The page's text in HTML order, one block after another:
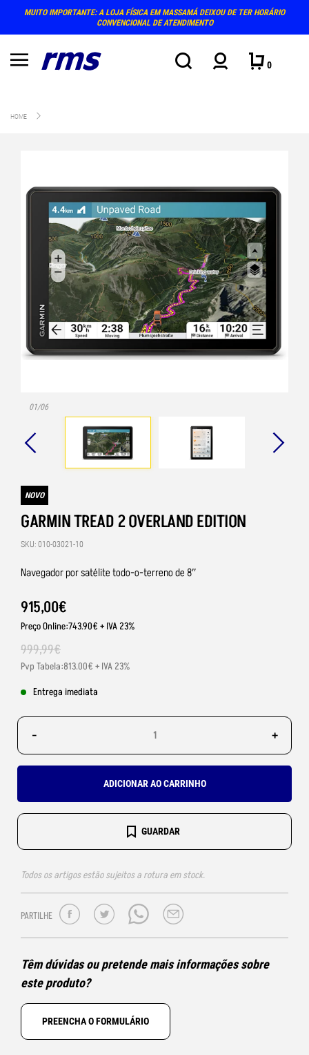
MUITO IMPORTANTE: A LOJA FÍSICA EM MASSAMÁ DEIXOU DE TER HORÁRIO
CONVENCIONAL DE ATENDIMENTO
0
HOME
01/06
NOVO
GARMIN TREAD 2 OVERLAND EDITION
SKU: 010-03021-10
Navegador por satélite todo-o-terreno de 8″
915,00€
Preço Online:743.90€ + IVA 23%
999,99€
Pvp Tabela:813.00€ + IVA 23%
Entrega imediata
- +
ADICIONAR AO CARRINHO
GUARDAR
Todos os artigos estão sujeitos a rotura em stock.
PARTILHE
Têm dúvidas ou pretende mais informações sobre
este produto?
PREENCHA O FORMULÁRIO